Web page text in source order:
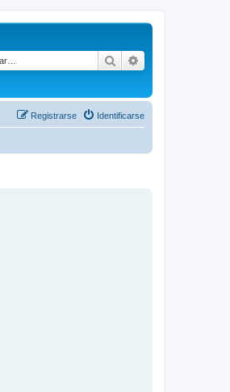
Buscar
Identificarse
Registrarse